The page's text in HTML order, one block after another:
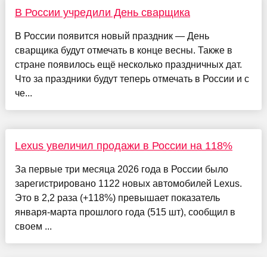
В России учредили День сварщика
В России появится новый праздник — День
сварщика будут отмечать в конце весны. Также в
стране появилось ещё несколько праздничных дат.
Что за праздники будут теперь отмечать в России и с
че...
Lexus увеличил продажи в России на 118%
За первые три месяца 2026 года в России было
зарегистрировано 1122 новых автомобилей Lexus.
Это в 2,2 раза (+118%) превышает показатель
января-марта прошлого года (515 шт), сообщил в
своем ...